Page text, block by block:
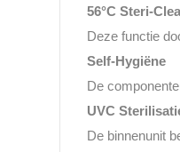
56°C Steri-
Deze functie
Self-Hygiëne
De
UVC
De binnenunit